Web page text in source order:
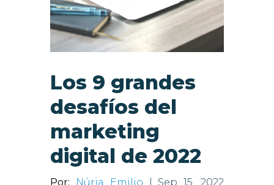
Los 9 grandes
desafíos del
marketing
digital de 2022
Por: Núria Emilio | Sep 15, 2022